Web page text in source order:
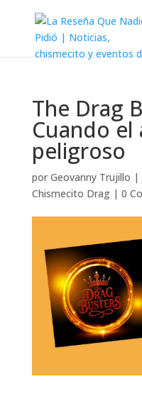
The Drag
Cuando el
peligroso
por Geovanny Trujillo |
Chismecito Drag| 0